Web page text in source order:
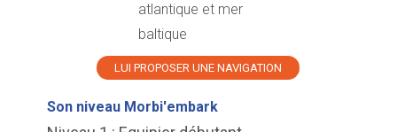
atlantique et mer
baltique
LUI PROPOSER UNE NAVIGATION
Son niveau Morbi'embark